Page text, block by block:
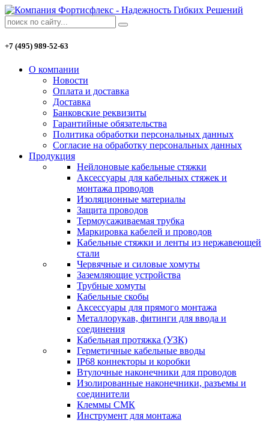
+7 (495) 989-52-63
О компании
Новости
Оплата и доставка
Доставка
Банковские реквизиты
Гарантийные обязательства
Политика обработки персональных данных
Согласие на обработку персональных данных
Продукция
Нейлоновые кабельные стяжки
Аксессуары для кабельных стяжек и
монтажа проводов
Изоляционные материалы
Защита проводов
Термоусаживаемая трубка
Маркировка кабелей и проводов
Кабельные стяжки и ленты из нержавеющей
стали
Червячные и силовые хомуты
Заземляющие устройства
Трубные хомуты
Кабельные скобы
Аксессуары для прямого монтажа
Металлорукав, фитинги для ввода и
соединения
Кабельная протяжка (УЗК)
Герметичные кабельные вводы
IP68 коннекторы и коробки
Втулочные наконечники для проводов
Изолированные наконечники, разъемы и
соединители
Клеммы СМК
Инструмент для монтажа